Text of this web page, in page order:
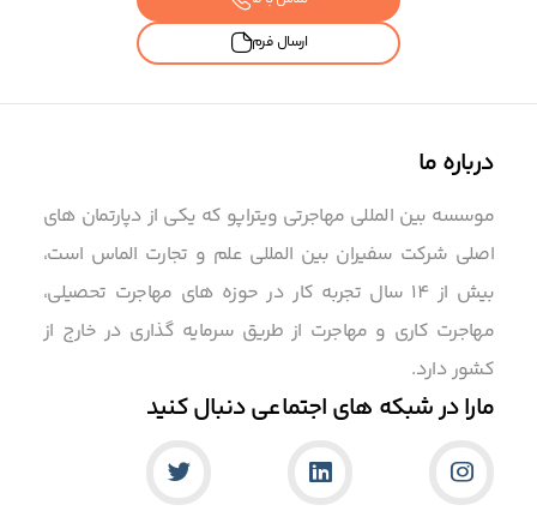
ارسال فرم
درباره ما
موسسه بین المللی مهاجرتی ویتراپو که یکی از دپارتمان های
اصلی شرکت سفیران بین المللی علم و تجارت الماس است،
بیش از 14 سال تجربه کار در حوزه های مهاجرت تحصیلی،
مهاجرت کاری و مهاجرت از طریق سرمایه گذاری در خارج از
کشور دارد.
مارا در شبکه های اجتماعی دنبال کنید